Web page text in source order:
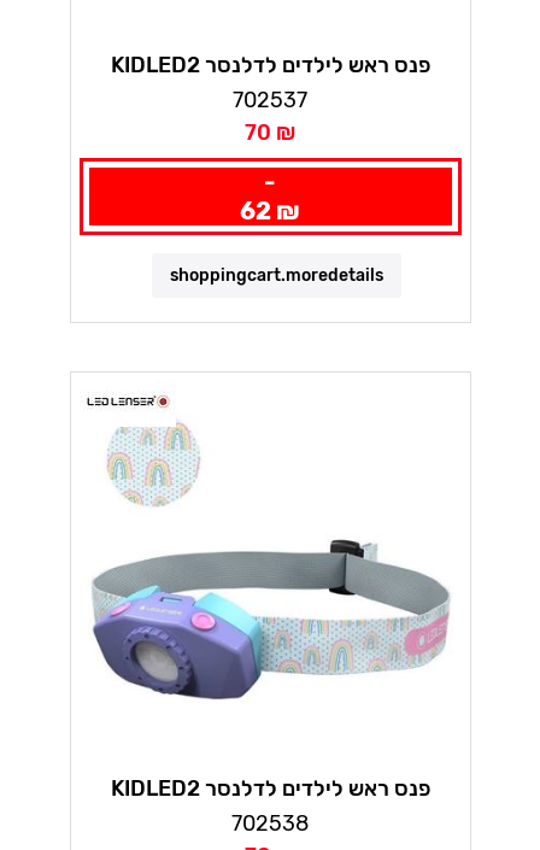
KIDLED2 פנס ראש לילדים לדלנסר
702537
70 ₪
-
62 ₪
shoppingcart.moredetails
KIDLED2 פנס ראש לילדים לדלנסר
702538